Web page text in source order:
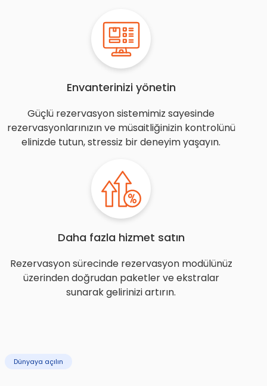
Envanterinizi yönetin
Güçlü rezervasyon sistemimiz sayesinde
rezervasyonlarınızın ve müsaitliğinizin kontrolünü
elinizde tutun, stressiz bir deneyim yaşayın.
Daha fazla hizmet satın
Rezervasyon sürecinde rezervasyon modülünüz
üzerinden doğrudan paketler ve ekstralar
sunarak gelirinizi artırın.
Dünyaya açılın